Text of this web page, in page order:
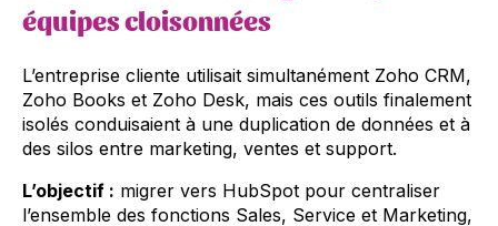
équipes cloisonnées
L’entreprise cliente utilisait simultanément Zoho CRM,
Zoho Books et Zoho Desk, mais ces outils finalement
isolés conduisaient à une duplication de données et à
des silos entre marketing, ventes et support.
L’objectif : migrer vers HubSpot pour centraliser
l’ensemble des fonctions Sales, Service et Marketing,